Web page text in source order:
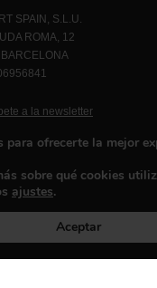
SPAIN, S.L.U.
ROMA, 12
a la newsletter
privacidad
para ofrecerte la mejor
sobre qué cookies
ajustes.
Aceptar